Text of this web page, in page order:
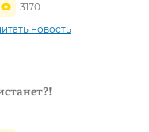
3170
новость